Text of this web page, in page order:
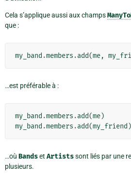
Cela s’applique aussi aux champs
que :
my_band .members .add(me,
…est préférable à :
my_band .members .add(me)
my_band .members .add(my_friend )
…où Bandset Artistssont liés par une
plusieurs.